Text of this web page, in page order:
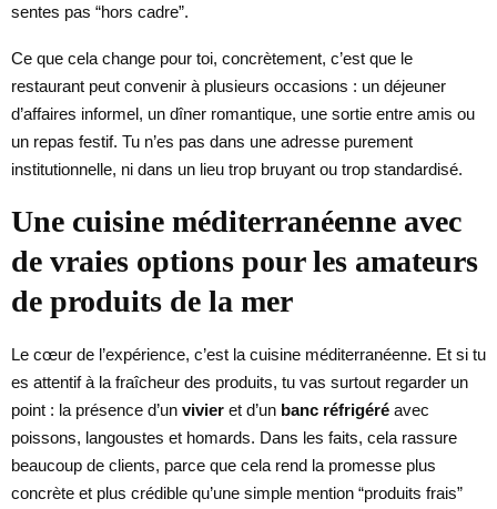
sentes pas “hors cadre”.
Ce que cela change pour toi, concrètement, c’est que le
restaurant peut convenir à plusieurs occasions : un déjeuner
d’affaires informel, un dîner romantique, une sortie entre amis ou
un repas festif. Tu n’es pas dans une adresse purement
institutionnelle, ni dans un lieu trop bruyant ou trop standardisé.
Une cuisine méditerranéenne avec
de vraies options pour les amateurs
de produits de la mer
Le cœur de l’expérience, c’est la cuisine méditerranéenne. Et si tu
es attentif à la fraîcheur des produits, tu vas surtout regarder un
point : la présence d’un vivier et d’un banc réfrigéré avec
poissons, langoustes et homards. Dans les faits, cela rassure
beaucoup de clients, parce que cela rend la promesse plus
concrète et plus crédible qu’une simple mention “produits frais”